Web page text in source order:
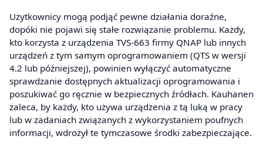
Użytkownicy mogą podjąć pewne działania doraźne,
dopóki nie pojawi się stałe rozwiązanie problemu. Każdy,
kto korzysta z urządzenia TVS-663 firmy QNAP lub innych
urządzeń z tym samym oprogramowaniem (QTS w wersji
4.2 lub późniejszej), powinien wyłączyć automatyczne
sprawdzanie dostępnych aktualizacji oprogramowania i
poszukiwać go ręcznie w bezpiecznych źródłach. Kauhanen
zaleca, by każdy, kto używa urządzenia z tą luką w pracy
lub w zadaniach związanych z wykorzystaniem poufnych
informacji, wdrożył te tymczasowe środki zabezpieczające.